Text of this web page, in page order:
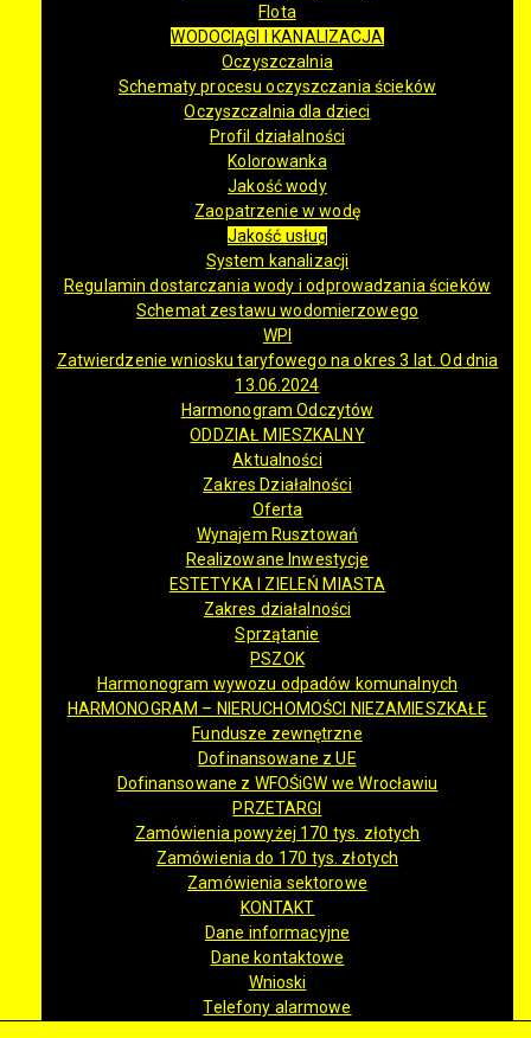
Flota
WODOCIĄGI I KANALIZACJA
Oczyszczalnia
Schematy procesu oczyszczania ścieków
Oczyszczalnia dla dzieci
Profil działalności
Kolorowanka
Jakość wody
Zaopatrzenie w wodę
Jakość usług
System kanalizacji
Regulamin dostarczania wody i odprowadzania ścieków
Schemat zestawu wodomierzowego
WPI
Zatwierdzenie wniosku taryfowego na okres 3 lat. Od dnia
13.06.2024
Harmonogram Odczytów
ODDZIAŁ MIESZKALNY
Aktualności
Zakres Działalności
Oferta
Wynajem Rusztowań
Realizowane Inwestycje
ESTETYKA I ZIELEŃ MIASTA
Zakres działalności
Sprzątanie
PSZOK
Harmonogram wywozu odpadów komunalnych
HARMONOGRAM – NIERUCHOMOŚCI NIEZAMIESZKAŁE
Fundusze zewnętrzne
Dofinansowane z UE
Dofinansowane z WFOŚiGW we Wrocławiu
PRZETARGI
Zamówienia powyżej 170 tys. złotych
Zamówienia do 170 tys. złotych
Zamówienia sektorowe
KONTAKT
Dane informacyjne
Dane kontaktowe
Wnioski
Telefony alarmowe